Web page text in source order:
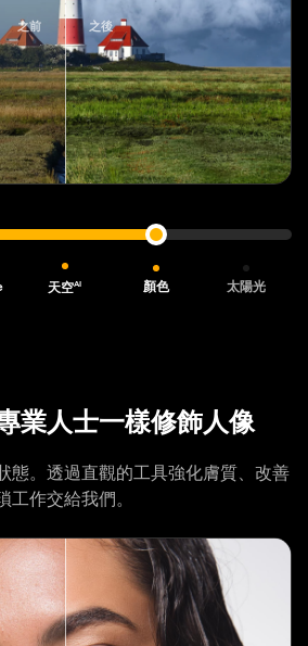
之前 之後
天空AI 顏色 太陽光
業人士一樣修飾人像
態。透過直觀的工具強化膚質、改善
作交給我們。